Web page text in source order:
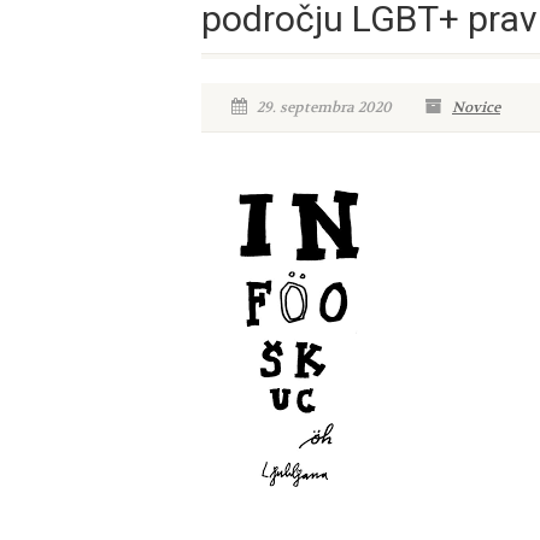
področju LGBT+
29. septembra 2020 Novice